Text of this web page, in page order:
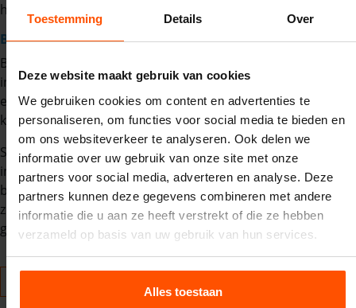
Toestemming Details Over
Deze website maakt gebruik van cookies
We gebruiken cookies om content en advertenties te
personaliseren, om functies voor social media te bieden en
om ons websiteverkeer te analyseren. Ook delen we
informatie over uw gebruik van onze site met onze
partners voor social media, adverteren en analyse. Deze
partners kunnen deze gegevens combineren met andere
informatie die u aan ze heeft verstrekt of die ze hebben
verzameld op basis van uw gebruik van hun services.
Alles toestaan
heeft.
Bedankt voor het vertrouwen
Bij Vcompany Verhuur zorgen we ervoor dat alle attracties
in goede staat zijn, zodat elke klant ervan kan genieten. Met
een ruim assortiment is er voor iedereen wel iets uit te
kiezen!
Samen hebben we er een geweldig jaar van gemaakt, zowel
in de winter als in de zomer. Hiervoor willen we jullie
bedanken en kijken uit naar weer een mooi nieuw jaar! Wij
zijn druk bezig met de voorbereidingen zodat we jullie zo
goed mogelijk kunnen helpen.